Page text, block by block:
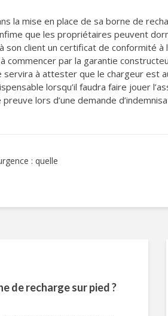
la mise en place de sa borne de
que les propriétaires peuvent
son client un certificat de conformité
par la garantie
à attester que le chargeur est
lorsqu’il faudra faire jouer
lors d’une demande
: quelle
de recharge sur pied ?